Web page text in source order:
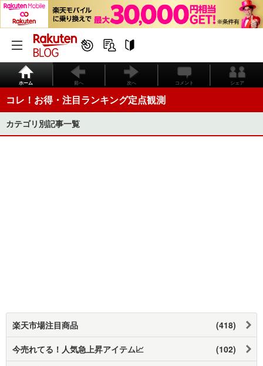
ホーム 前へ 次へ コメント シェア
コレ！お得・注目ランキング定点観測
カテゴリ別記事一覧
楽天市場注目商品 (418)
今売れてる！人気急上昇アイテム📈 (102)